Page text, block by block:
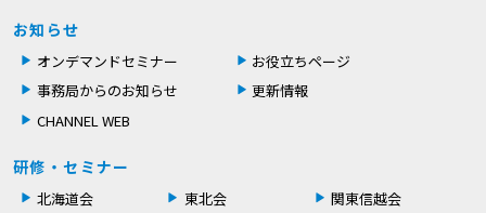
お知らせ
オンデマンドセミナー
お役立ちページ
事務局からのお知らせ
更新情報
CHANNEL WEB
研修・セミナー
北海道会 東北会 関東信越会